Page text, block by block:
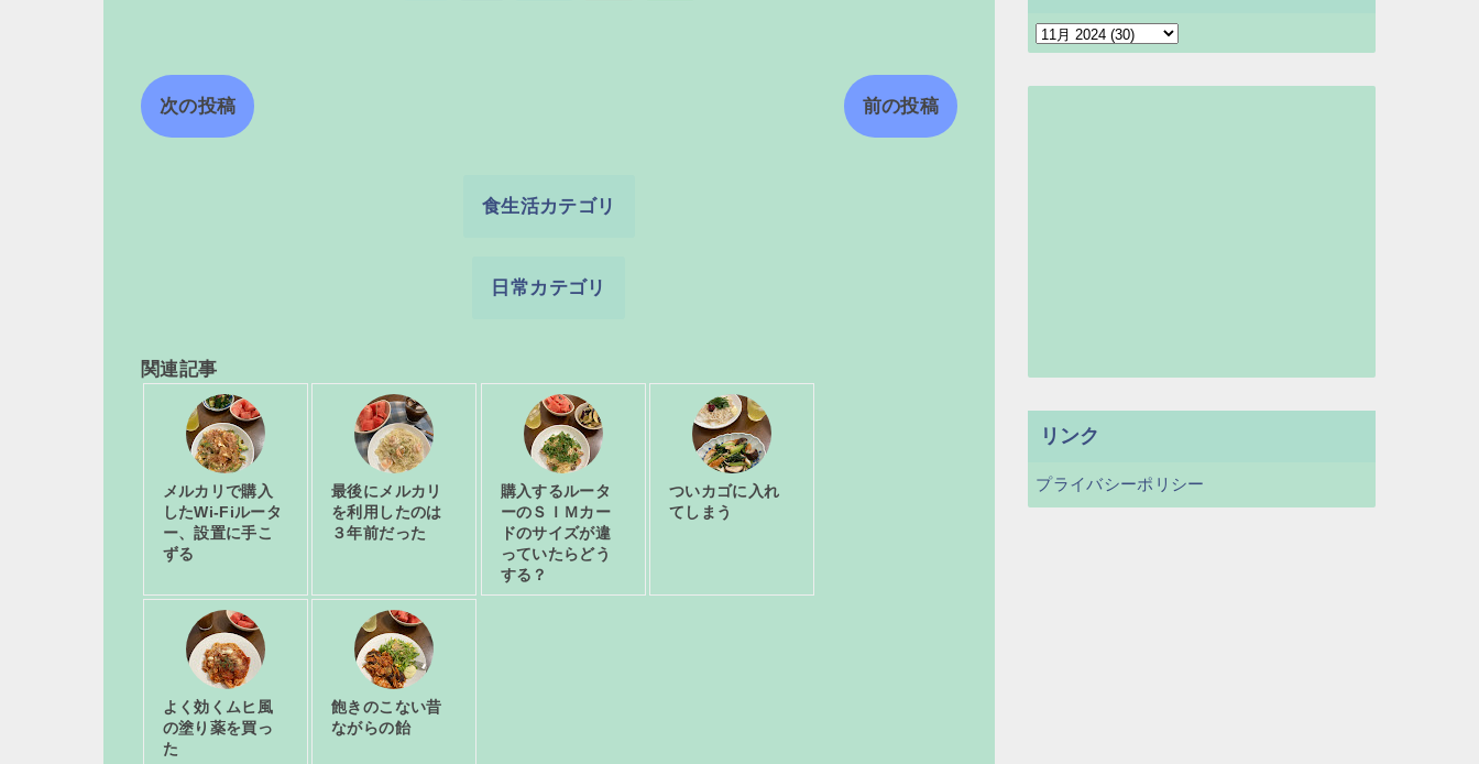
次の投稿 前の投稿
食生活カテゴリ
日常カテゴリ
関連記事
メルカリで購入
したWi-Fiルータ
ー、設置に手こ
ずる
最後にメルカリ
を利用したのは
３年前だった
購入するルータ
ーのＳＩＭカー
ドのサイズが違
っていたらどう
する？
ついカゴに入れ
てしまう
よく効くムヒ風
の塗り薬を買っ
た
飽きのこない昔
ながらの飴
リンク
プライバシーポリシー